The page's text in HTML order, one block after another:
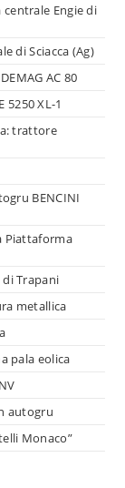
Engie di
di Sciacca (Ag)
AC 80
XL-1
trattore
BENCINI
Piattaforma
di Trapani
metallica
pala eolica
autogru
Monaco”